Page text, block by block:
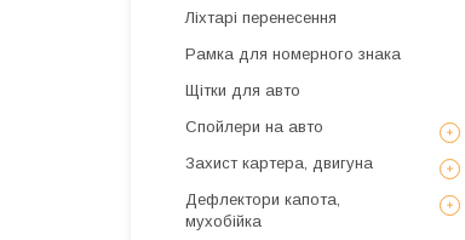
Ліхтарі перенесення
Рамка для номерного знака
Щітки для авто
Спойлери на авто
Захист картера, двигуна
Дефлектори капота,
мухобійка